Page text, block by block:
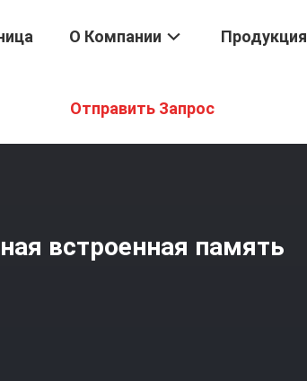
О Компании Продукция
Отправить Запрос
EMMC5.1
встроенная память